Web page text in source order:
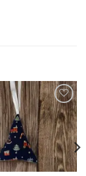
Πρόσθήκη
στην
λίστα
επιθυμιών